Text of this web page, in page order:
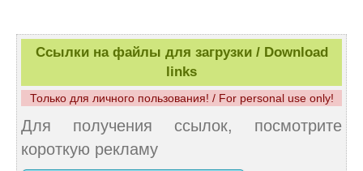
Ссылки на файлы для загрузки / Download
links
Только для личного пользования! / For personal use only!
Для получения ссылок, посмотрите
короткую рекламу